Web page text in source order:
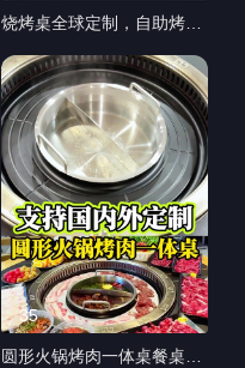
烧烤桌全球定制，自助烤肉
商用烤肉桌，工厂现货调试
出货 火烧石耐磨桌面+黑色
铁艺稳固脚架+风机系统，
门店用餐环境更清爽 温控烤
盘烧烤炉火力可以自由调
节，控温稳定，烤肉受热更
均匀 可拆卸接油盒，滤棉可
水洗重复使用，日常维护简
单 带炉盖，可切换平整餐
桌，多场景适配、提升门店
翻台率 支持全球餐饮门店定
35
圆形火锅烤肉一体桌餐桌椅